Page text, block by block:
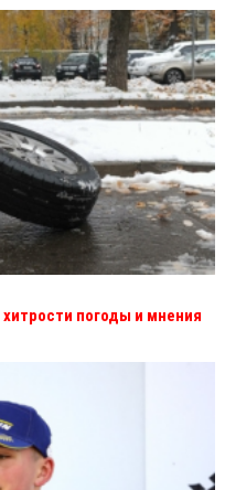
хитрости погоды и мнения